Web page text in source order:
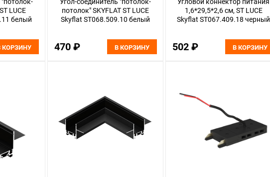
LUCE
белый
КОРЗИНУ
потолок" SKYFLAT ST LUCE
Skyflat ST068.509.10 белый
470 ₽ В КОРЗИНУ
1,6*29,5*2,6 см, ST LUCE
Skyflat ST067.409.18 черный
502 ₽ В КОРЗИНУ